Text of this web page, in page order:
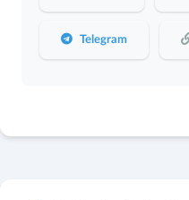
Telegram